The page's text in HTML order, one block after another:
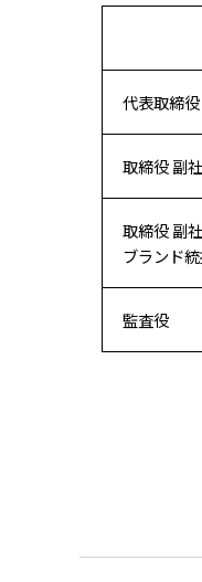
代表取締
取締役 副
取締役 副
ブランド
監査役